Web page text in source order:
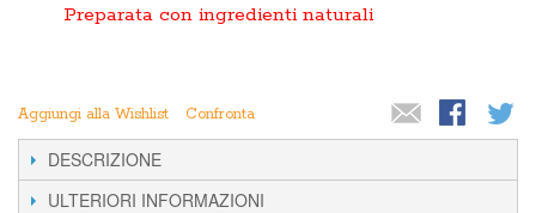
Preparata con ingredienti naturali
Aggiungi alla Wishlist Confronta
DESCRIZIONE
ULTERIORI INFORMAZIONI